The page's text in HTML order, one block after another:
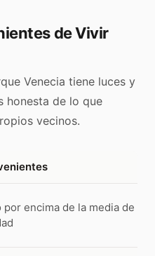
de Vivir
Venecia tiene luces y
honesta de lo que
vecinos.
por encima de la media de